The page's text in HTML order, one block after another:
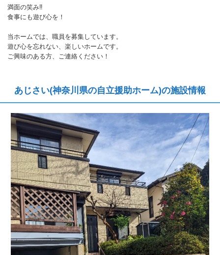
満面の笑み‼
食事にも遊び心を！
当ホームでは、職員を募集しています。
遊び心を忘れない、楽しいホームです。
ご興味のある方、ご連絡ください！
あじさい(神奈川県の自立援助ホーム)の施設情報